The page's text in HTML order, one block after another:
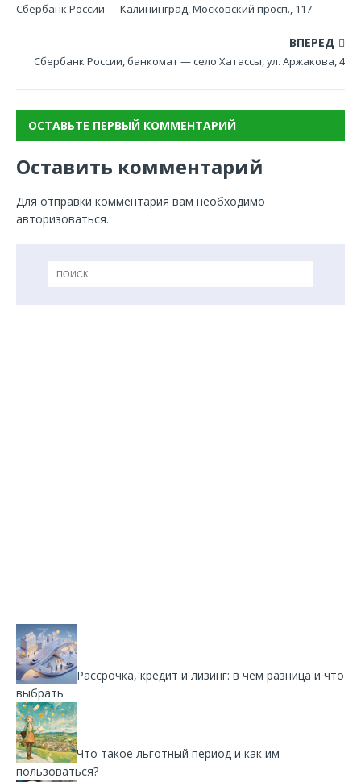
Сбербанк России — Калининград, Московский просп., 117
ВПЕРЕД
Сбербанк России, банкомат — село Хатассы, ул. Аржакова, 4
ОСТАВЬТЕ ПЕРВЫЙ КОММЕНТАРИЙ
Оставить комментарий
Для отправки комментария вам необходимо
авторизоваться.
Рассрочка, кредит и лизинг: в чем разница и что
выбрать
Что такое льготный период и как им
пользоваться?